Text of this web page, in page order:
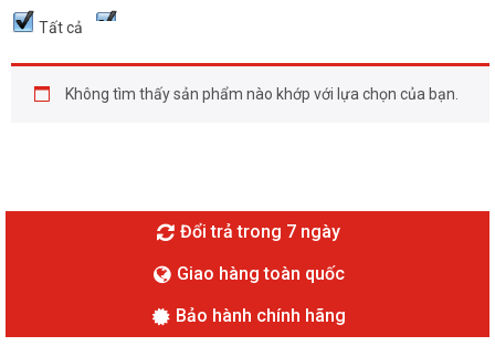
Tất cả
Không tìm thấy sản phẩm nào khớp với lựa chọn của bạn.
Đổi trả trong 7 ngày
Giao hàng toàn quốc
Bảo hành chính hãng